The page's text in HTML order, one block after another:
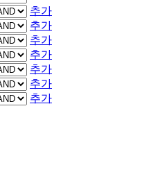
추가
추가
추가
추가
추가
추가
추가